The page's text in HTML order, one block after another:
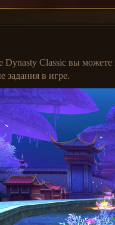
Dynasty Classic вы
задания в игре.